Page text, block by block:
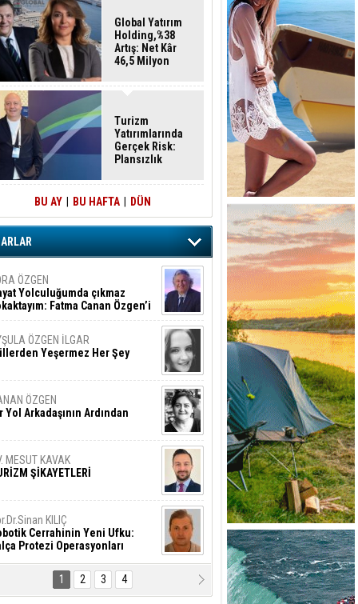
Global Yatırım
Holding,%38
Artış: Net Kâr
46,5 Milyon
Turizm
Yatırımlarında
Gerçek Risk:
Plansızlık
BU AY BU HAFTA DÜN
ÖZGEN
Yolculuğumda çıkmaz
Fatma Canan Özgen’i
ÖZGEN İLGAR
Yeşermez Her Şey
ÖZGEN
Yol Arkadaşının Ardından
MESUT KAVAK
ŞİKAYETLERİ
KILIÇ
Cerrahinin Yeni Ufku:
Protezi Operasyonları
BAŞAN
Şaşırmayacağız
1 2 3 4